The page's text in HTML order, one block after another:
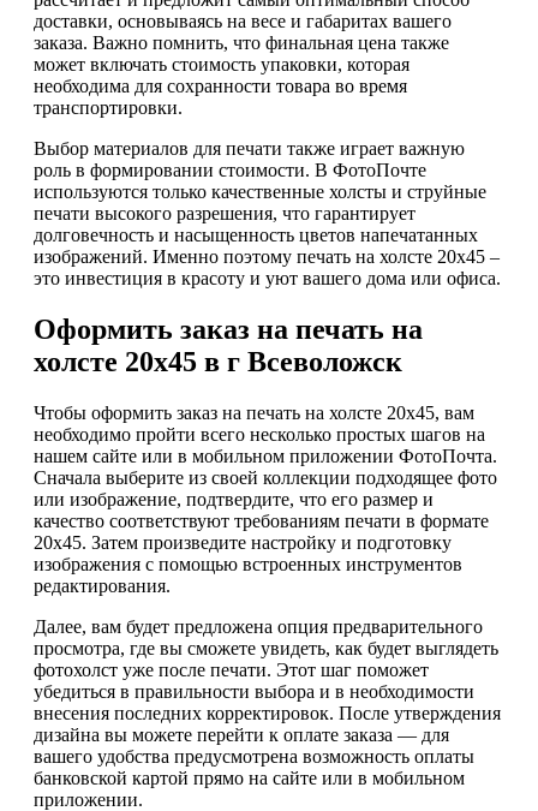
доставки, основываясь на весе и габаритах вашего
заказа. Важно помнить, что финальная цена также
может включать стоимость упаковки, которая
необходима для сохранности товара во время
транспортировки.
Выбор материалов для печати также играет важную
роль в формировании стоимости. В ФотоПочте
используются только качественные холсты и струйные
печати высокого разрешения, что гарантирует
долговечность и насыщенность цветов напечатанных
изображений. Именно поэтому печать на холсте 20х45 –
это инвестиция в красоту и уют вашего дома или офиса.
Оформить заказ на печать на
холсте 20х45 в г Всеволожск
Чтобы оформить заказ на печать на холсте 20х45, вам
необходимо пройти всего несколько простых шагов на
нашем сайте или в мобильном приложении ФотоПочта.
Сначала выберите из своей коллекции подходящее фото
или изображение, подтвердите, что его размер и
качество соответствуют требованиям печати в формате
20х45. Затем произведите настройку и подготовку
изображения с помощью встроенных инструментов
редактирования.
Далее, вам будет предложена опция предварительного
просмотра, где вы сможете увидеть, как будет выглядеть
фотохолст уже после печати. Этот шаг поможет
убедиться в правильности выбора и в необходимости
внесения последних корректировок. После утверждения
дизайна вы можете перейти к оплате заказа — для
вашего удобства предусмотрена возможность оплаты
банковской картой прямо на сайте или в мобильном
приложении.